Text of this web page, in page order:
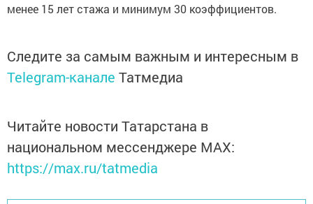
менее 15 лет стажа и минимум 30 коэффициентов.
Следите за самым важным и интересным в
Telegram-канале Татмедиа
Читайте новости Татарстана в
национальном мессенджере MАХ:
https://max.ru/tatmedia